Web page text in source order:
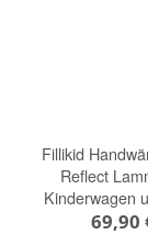
Fillikid
Reflect
Kinderwagen
69,90